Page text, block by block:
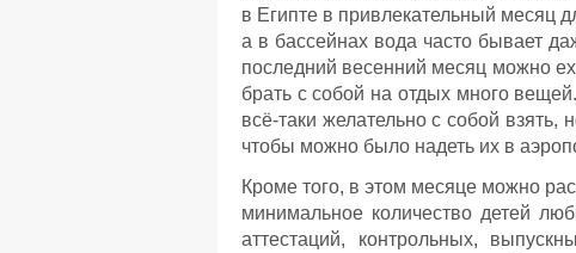
в Египте в привлекательный месяц
а в бассейнах вода часто бывает
последний весенний месяц можно
брать с собой на отдых много
всё-таки желательно с собой взять,
чтобы можно было надеть их в
Кроме того, в этом месяце можно
минимальное количество детей
аттестаций, контрольных,